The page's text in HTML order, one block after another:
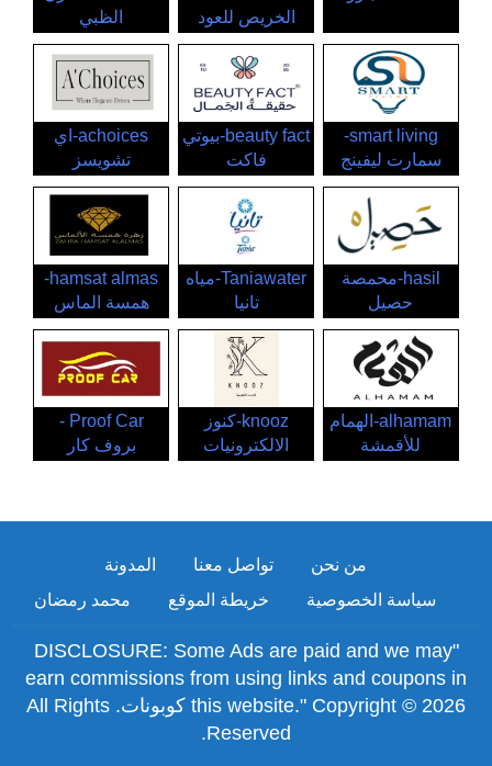
الخريص للعود
الظبي
smart living-
سمارت ليفينج
beauty fact-بيوتي
فاكت
achoices-اي
تشويسز
hasil-محمصة
حصيل
Taniawater-مياه
تانيا
hamsat almas-
همسة الماس
alhamam-الهمام
للأقمشة
knooz-كنوز
الالكترونيات
Proof Car -
بروف كار
من نحن تواصل معنا
المدونة
سياسة الخصوصية
خريطة الموقع محمد رمضان
"DISCLOSURE: Some Ads are paid and we may
earn commissions from using links and coupons in
this website." Copyright © 2026 كوبونات. All Rights
Reserved.